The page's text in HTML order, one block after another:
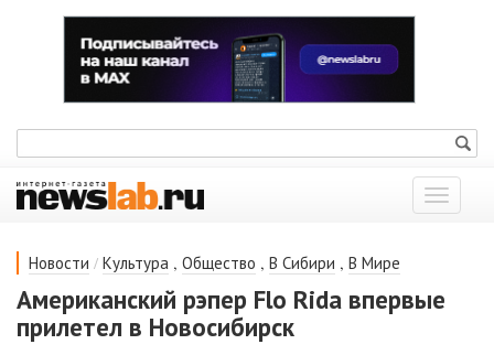
Показать
меню
Новости / Культура , Общество , В Сибири , В Мире
Американский рэпер Flo Rida впервые
прилетел в Новосибирск